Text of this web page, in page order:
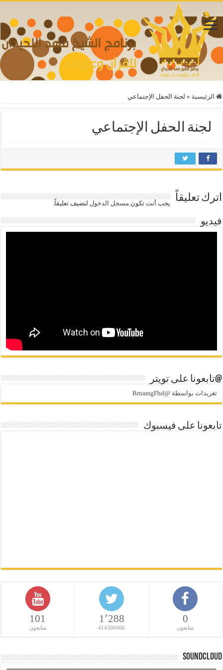
الرئيسية » لجنة الحفل الإجتماعي
لجنة الحفل الإجتماعي
اترك تعليقاً يجب أنت تكون مسجل الدخول لتضيف تعليقاً.
فيديو
@تابعونا على تويتر
تغريدات بواسطة @BrnamgFhd
تابعونا على فيسبوك
0
متابعون
1٬288
414300466
101
متابعون
SoundCloud